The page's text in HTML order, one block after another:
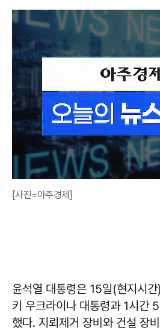
[사진=아주경제]
윤석열 대통령은 15일(현지시
키 우크라이나 대통령과 1시간
했다. 지뢰제거 장비와 건설 장